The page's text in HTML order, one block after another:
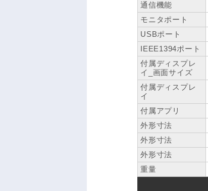
通信機能
モニタポート
USBポート
IEEE1394ポート
付属ディスプレ
イ_画面サイズ
付属ディスプレ
イ
付属アプリ
外形寸法
外形寸法
外形寸法
重量